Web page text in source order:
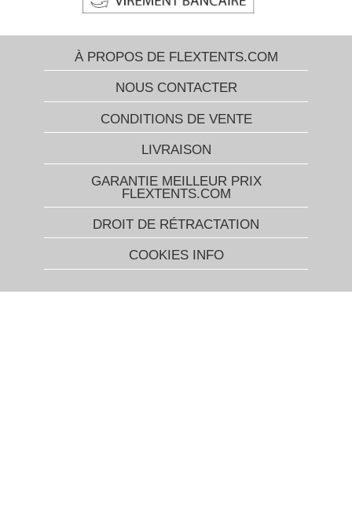
À PROPOS DE FLEXTENTS.COM
NOUS CONTACTER
CONDITIONS DE VENTE
LIVRAISON
GARANTIE MEILLEUR PRIX
FLEXTENTS.COM
DROIT DE RÉTRACTATION
COOKIES INFO